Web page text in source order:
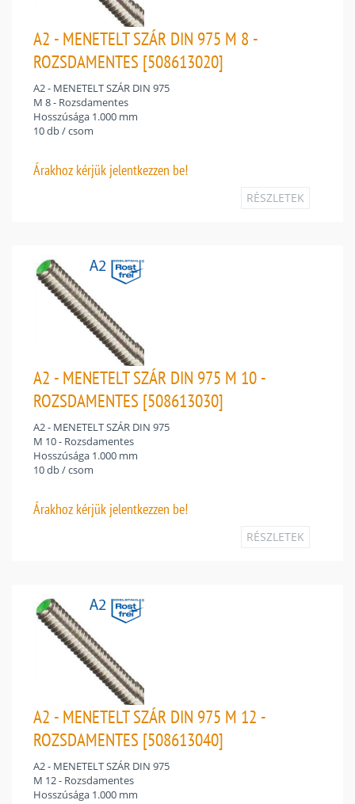
A2 - MENETELT SZÁR DIN 975 M 8 -
ROZSDAMENTES [508613020]
A2 - MENETELT SZÁR DIN 975
M 8 - Rozsdamentes
Hosszúsága 1.000 mm
10 db / csom
Árakhoz kérjük jelentkezzen be!
RÉSZLETEK
A2 - MENETELT SZÁR DIN 975 M 10 -
ROZSDAMENTES [508613030]
A2 - MENETELT SZÁR DIN 975
M 10 - Rozsdamentes
Hosszúsága 1.000 mm
10 db / csom
Árakhoz kérjük jelentkezzen be!
RÉSZLETEK
A2 - MENETELT SZÁR DIN 975 M 12 -
ROZSDAMENTES [508613040]
A2 - MENETELT SZÁR DIN 975
M 12 - Rozsdamentes
Hosszúsága 1.000 mm